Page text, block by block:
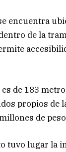
encuentra
de la
de 183
propios de
de
tuvo lugar la